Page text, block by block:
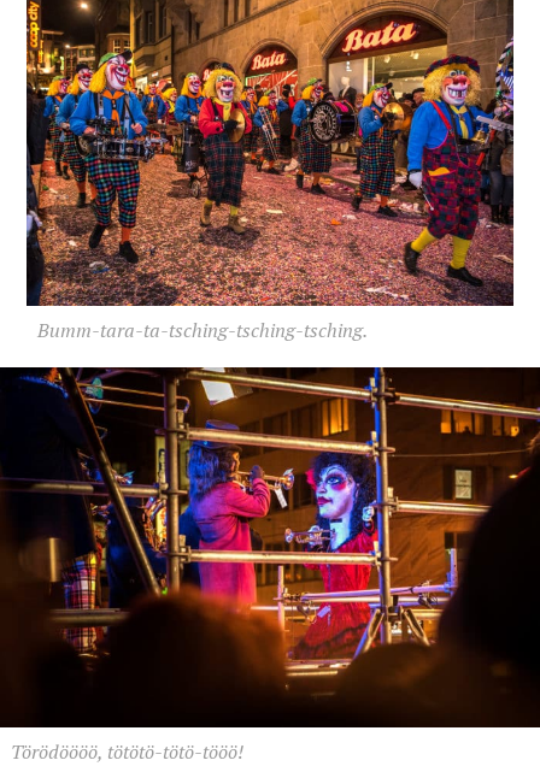
Bumm-tara-ta-tsching-tsching-tsching.
Törödöööö, tötötö-tötö-tööö!